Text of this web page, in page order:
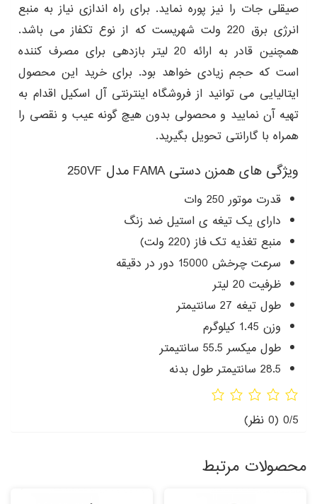
صیقلی جات را نیز پوره نماید. برای راه اندازی نیاز به منبع
انرژی برق 220 ولت شهریست که از نوع تکفاز می باشد.
همچنین قادر به ارائه 20 لیتر بازدهی برای مصرف کننده
است که حجم زیادی خواهد بود. برای خرید این محصول
ایتالیایی می توانید از فروشگاه اینترنتی آل اسکیل اقدام به
تهیه آن نمایید و محصولی بدون هیچ گونه عیب و نقصی را
همراه با گارانتی تحویل بگیرید.
ویژگی های همزن دستی FAMA مدل 250VF
قدرت موتور 250 وات
دارای یک تیغه ی استیل ضد زنگ
منبع تغذیه تک فاز (220 ولت)
سرعت چرخش 15000 دور در دقیقه
ظرفیت 20 لیتر
طول تیغه 27 سانتیمتر
وزن 1.45 کیلوگرم
طول میکسر 55.5 سانتیمتر
28.5 سانتیمتر طول بدنه
0/5 (0 نظر)
محصولات مرتبط